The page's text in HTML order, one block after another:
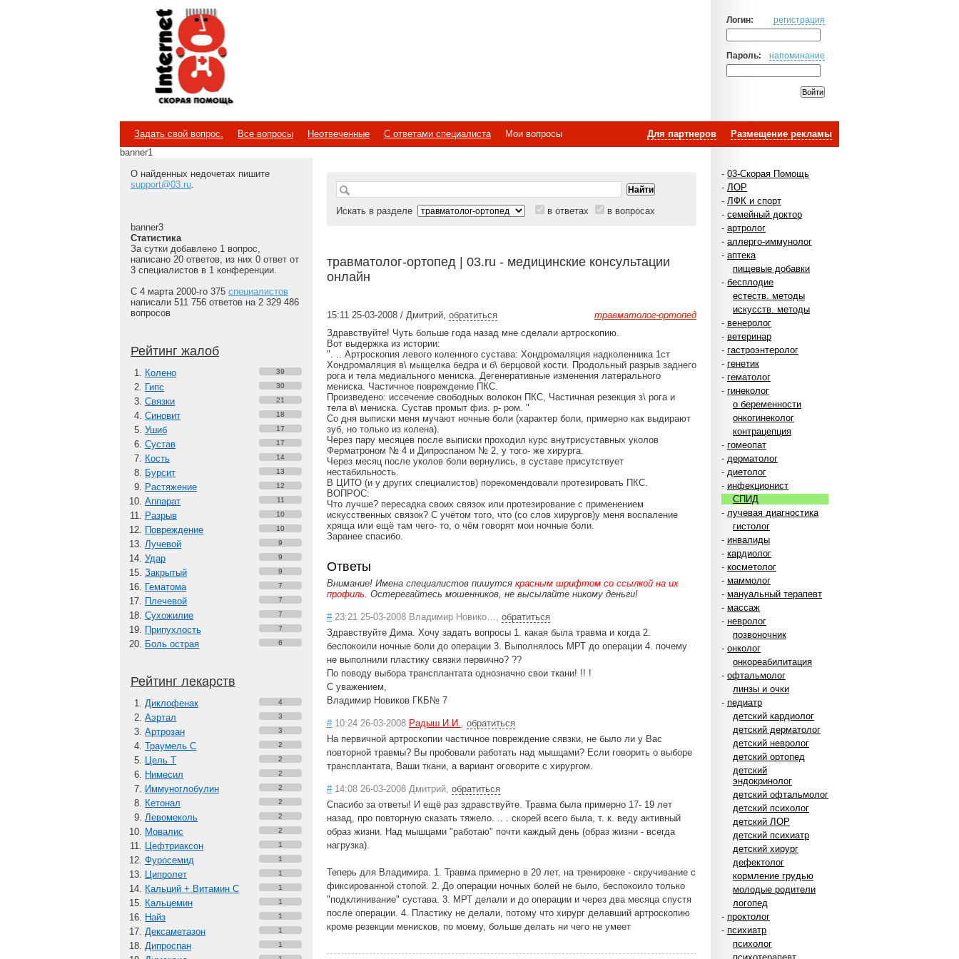
Логин: регистрация
Пароль: напоминание
Internet
Скорая помощь
Размещение рекламы
Для партнеров
Задать свой вопрос. Все вопросы Неотвеченные С ответами специалиста
Мои вопросы
banner1
- 03-Скорая Помощь
- ЛОР
- ЛФК и спорт
- семейный доктор
- артролог
- аллерго-иммунолог
- аптека
пищевые добавки
- бесплодие
естеств. методы
искусств. методы
- венеролог
- ветеринар
- гастроэнтеролог
- генетик
- гематолог
- гинеколог
о беременности
онкогинеколог
контрацепция
- гомеопат
- дерматолог
- диетолог
- инфекционист
СПИД
- лучевая диагностика
гистолог
- инвалиды
- кардиолог
- косметолог
- маммолог
- мануальный терапевт
- массаж
- невролог
позвоночник
- онколог
онкореабилитация
- офтальмолог
линзы и очки
- педиатр
детский кардиолог
детский дерматолог
детский невролог
детский ортопед
детский
эндокринолог
детский офтальмолог
детский психолог
детский ЛОР
детский психиатр
детский хирург
дефектолог
кормление грудью
молодые родители
логопед
- проктолог
- психиатр
психолог
О найденных недочетах пишите
support@03.ru.
banner3
Статистика
За сутки добавлено 1 вопрос,
написано 20 ответов, из них 0 ответ от
3 специалистов в 1 конференции.
С 4 марта 2000-го 375 специалистов
написали 511 756 ответов на 2 329 486
вопросов
Рейтинг жалоб
Колено 39
Гипс 30
Связки 21
Синовит 18
Ушиб 17
Сустав 17
Кость 14
Бурсит 13
Растяжение 12
Аппарат 11
Разрыв 10
Повреждение 10
Лучевой 9
Удар 9
Закрытый 9
Гематома 7
Плечевой 7
Сухожилие 7
Припухлость 7
Боль острая 6
Рейтинг лекарств
Диклофенак 4
Аэртал 3
Артрозан 3
Траумель С 2
Цель Т 2
Нимесил 2
Иммуноглобулин 2
Кетонал 2
Левомеколь 2
Мовалис 2
Цефтриаксон 1
Фуросемид 1
Ципролет 1
Кальций + Витамин C 1
Кальцемин 1
Найз 1
Дексаметазон 1
Дипроспан 1
Искать в разделе в ответах в вопросах
травматолог-ортопед | 03.ru - медицинские консультации
онлайн
травматолог-ортопед
15:11 25-03-2008 / Дмитрий, обратиться
Здравствуйте! Чуть больше года назад мне сделали артроскопию.
Вот выдержка из истории:
". .. Артроскопия левого коленного сустава: Хондромаляция надколенника 1ст
Хондромаляция в\ мыщелка бедра и б\ берцовой кости. Продольный разрыв заднего
рога и тела медиального мениска. Дегенеративные изменения латерального
мениска. Частичное повреждение ПКС.
Произведено: иссечение свободных волокон ПКС, Частичная резекция з\ рога и
тела в\ мениска. Сустав промыт физ. р- ром. "
Со дня выписки меня мучают ночные боли (характер боли, примерно как выдирают
зуб, но только из колена).
Через пару месяцев после выписки проходил курс внутрисуставных уколов
Ферматроном № 4 и Дипроспаном № 2, у того- же хирурга.
Через месяц после уколов боли вернулись, в суставе присутствует
нестабильность.
В ЦИТО (и у других специалистов) порекомендовали протезировать ПКС.
ВОПРОС:
Что лучше? пересадка своих связок или протезирование с применением
искусственных связок? С учётом того, что (со слов хирургов)у меня воспаление
хряща или ещё там чего- то, о чём говорят мои ночные боли.
Заранее спасибо.
Ответы
Внимание! Имена специалистов пишутся красным шрифтом со ссылкой на их
профиль. Остерегайтесь мошенников, не высылайте никому деньги!
#23:21 25-03-2008 Владимир Новико…, обратиться
Здравствуйте Дима. Хочу задать вопросы 1. какая была травма и когда 2.
беспокоили ночные боли до операции 3. Выполнялось МРТ до операции 4. почему
не выполнили пластику связки первично? ??
По поводу выбора трансплантата однозначно свои ткани! !! !
С уважением,
Владимир Новиков ГКБ№ 7
#10:24 26-03-2008 Радыш И.И., обратиться
На первичной артроскопии частичное повреждение сявзки, не было ли у Вас
повторной травмы? Вы пробовали работать над мышцами? Если говорить о выборе
трансплантата, Ваши ткани, а вариант оговорите с хирургом.
#14:08 26-03-2008 Дмитрий, обратиться
Спасибо за ответы! И ещё раз здравствуйте. Травма была примерно 17- 19 лет
назад, про повторную сказать тяжело. .. . скорей всего была, т. к. веду активный
образ жизни. Над мышцами "работаю" почти каждый день (образ жизни - всегда
нагрузка).
Теперь для Владимира. 1. Травма примерно в 20 лет, на тренировке - скручивание с
фиксированной стопой. 2. До операции ночных болей не было, беспокоило только
"подклинивание" сустава. 3. МРТ делали и до операции и через два месяца спустя
после операции. 4. Пластику не делали, потому что хирург делавший артроскопию
кроме резекции менисков, по моему, больше делать ни чего не умеет